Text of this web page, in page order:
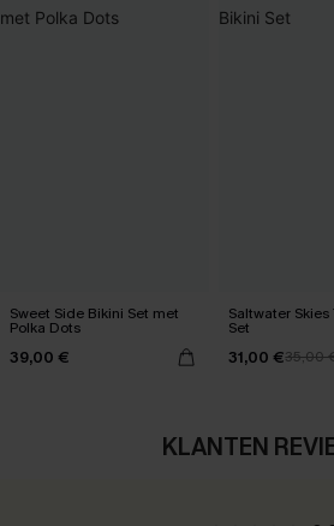
Sweet Side Bikini Set met
Polka Dots
39,00 €
Saltwater Skies
Set
31,00 €35,00
KLANTEN